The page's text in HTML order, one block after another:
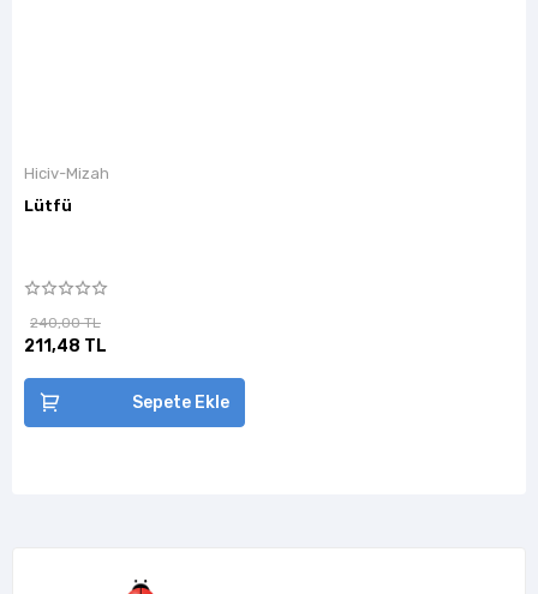
Hiciv-Mizah
Lütfü
240,00 TL
211,48 TL
Sepete Ekle